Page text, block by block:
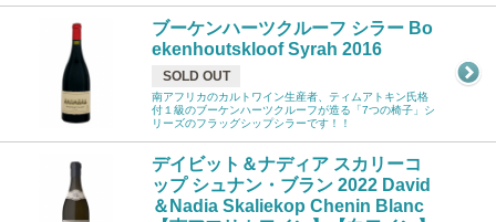
ブーケンハーツクルーフ シラー Bo
ekenhoutskloof Syrah 2016
SOLD OUT
南アフリカのカルトワイン生産者、ティムアトキン氏格
付１級のブーケンハーツクルーフが造る「7つの椅子」シ
リーズのフラッグシップシラーです！！
デイビット＆ナディア スカリーコ
ップ シュナン・ブラン 2022 David
＆Nadia Skaliekop Chenin Blanc